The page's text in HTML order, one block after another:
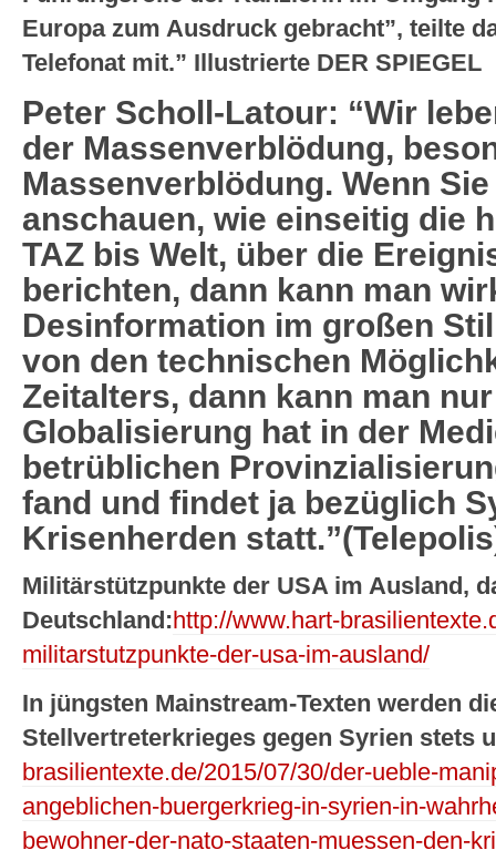
Europa zum Ausdruck gebracht”, teilte
Telefonat mit.” Illustrierte DER SPIEGEL
Peter Scholl-Latour: “Wir
der Massenverblödung,
Massenverblödung. Wenn
anschauen, wie einseitig die
TAZ bis Welt, über die
berichten, dann kann man
Desinformation im großen
von den technischen
Zeitalters, dann kann man
Globalisierung hat in der
betrüblichen
fand und findet ja bezüglich
Krisenherden
Militärstützpunkte der USA im Ausland,
Deutschland:http://www.hart-
militarstutzpunkte-der-usa-im-ausland/
In jüngsten Mainstream-Texten werden
Stellvertreterkrieges gegen Syrien stets
brasilientexte.de/2015/07/30/der-ueble-
angeblichen-buergerkrieg-in-syrien-in-
bewohner-der-nato-staaten-muessen-den-